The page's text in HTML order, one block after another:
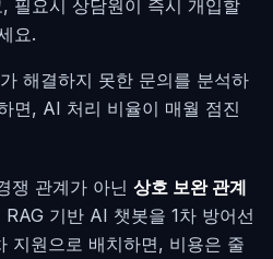
필요시 상담원이 즉시 개입할
요.
해결하지 못한 문의를 분석하
면, AI 처리 비율이 매월 점진
쟁 관계가 아닌 상호 보완 관계
기반 AI 챗봇을 1차 방어선
지원으로 배치하면, 비용은 줄